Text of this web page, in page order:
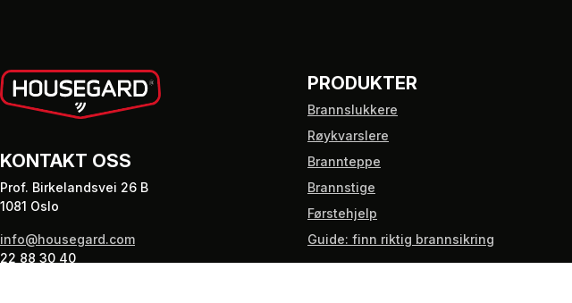
KONTAKT OSS
Prof. Birkelandsvei 26 B
1081 Oslo
info@housegard.com
22 88 30 40
PRODUKTER
Brannslukkere
Røykvarslere
Brannteppe
Brannstige
Førstehjelp
Guide: finn riktig brannsikring